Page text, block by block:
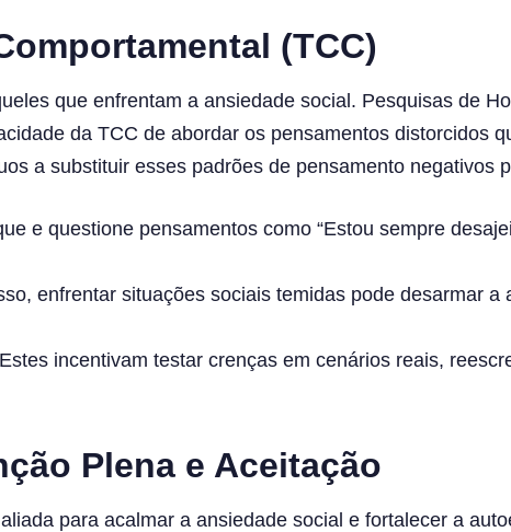
(TCC)
que enfrentam a ansiedade social. Pesquisas de
da TCC de abordar os pensamentos distorcidos
a substituir esses padrões de pensamento negativos
e questione pensamentos como “Estou sempre
enfrentar situações sociais temidas pode desarmar
incentivam testar crenças em cenários reais,
Plena e Aceitação
para acalmar a ansiedade social e fortalecer a